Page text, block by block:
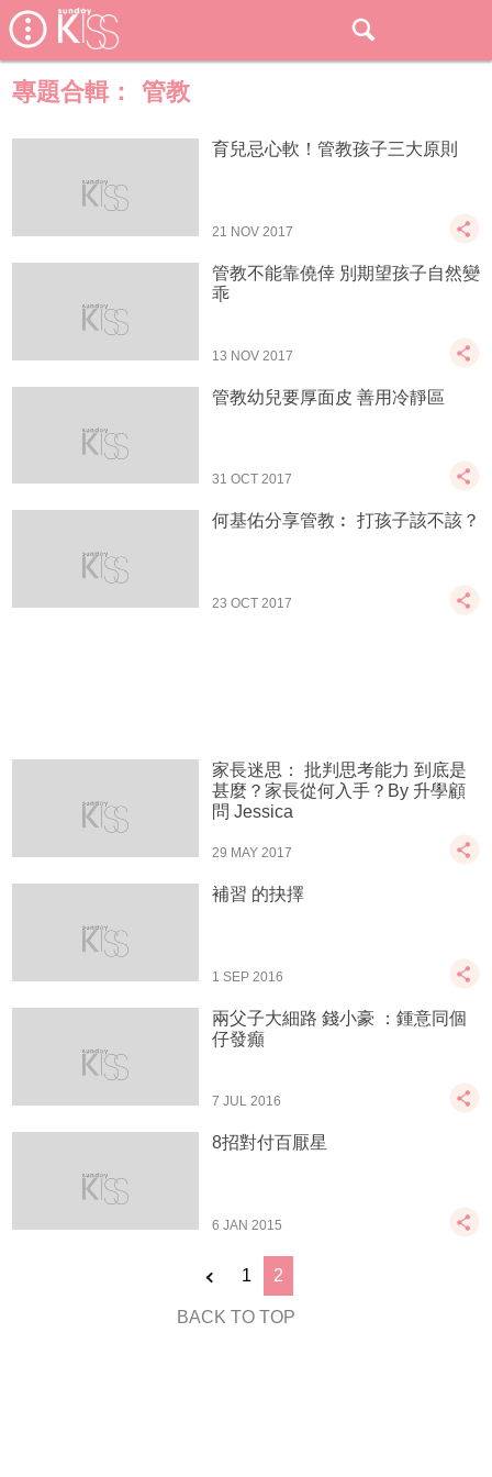
專題合輯： 管教
育兒忌心軟！管教孩子三大原則
21 NOV 2017
管教不能靠僥倖 別期望孩子自然變
乖
13 NOV 2017
管教幼兒要厚面皮 善用冷靜區
31 OCT 2017
何基佑分享管教︰ 打孩子該不該？
23 OCT 2017
家長迷思： 批判思考能力 到底是
甚麼？家長從何入手？By 升學顧
問 Jessica
29 MAY 2017
補習 的抉擇
1 SEP 2016
兩父子大細路 錢小豪 ：鍾意同個
仔發癲
7 JUL 2016
8招對付百厭星
6 JAN 2015
1 2
BACK TO TOP